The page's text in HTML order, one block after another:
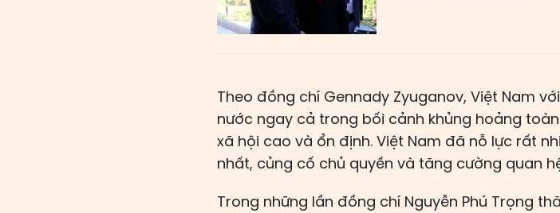
Theo đồng chí Gennady Zyuganov, Việt Nam
nước ngay cả trong bối cảnh khủng hoảng
xã hội cao và ổn định. Việt Nam đã nỗ lực rất
nhất, củng cố chủ quyền và tăng cường quan
Trong những lần đồng chí Nguyễn Phú Trọng